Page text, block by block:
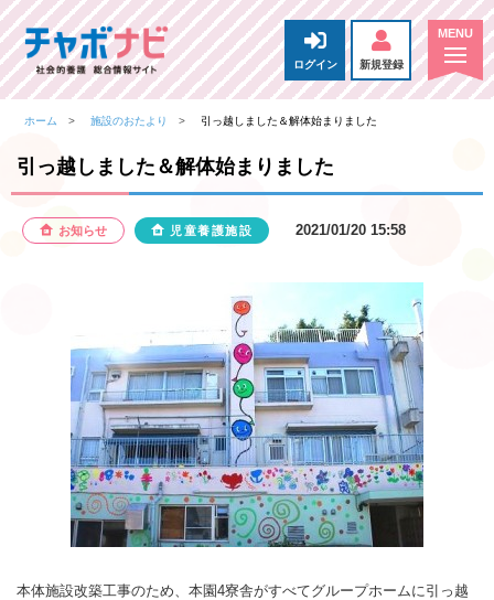
ログイン 新規登録
ホーム 施設のおたより 引っ越しました＆解体始まりました
引っ越しました＆解体始まりました
お知らせ 児童養護施設 2021/01/20 15:58
本体施設改築工事のため、本園4寮舎がすべてグループホームに引っ越